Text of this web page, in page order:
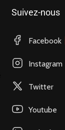
Suivez-nous
Facebook
Instagram
Twitter
Youtube